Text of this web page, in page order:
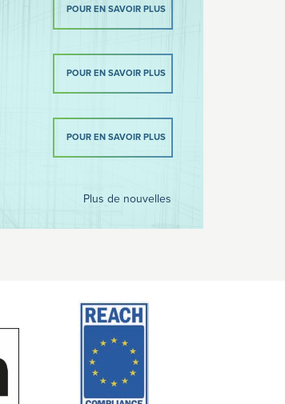
POUR EN SAVOIR PLUS
POUR EN SAVOIR PLUS
POUR EN SAVOIR PLUS
Plus de nouvelles